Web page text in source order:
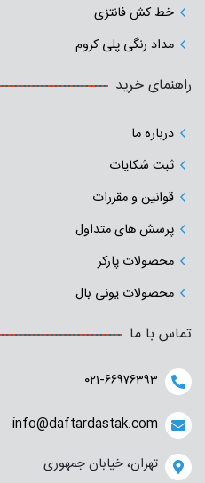
خط کش فانتزی
مداد رنگی پلی کروم
راهنمای خرید
درباره ما
ثبت شکایات
قوانین و مقررات
پرسش های متداول
محصولات پارکر
محصولات یونی بال
تماس با ما
۰۲۱-۶۶۹۷۶۳۹۳
info@daftardastak.com
تهران، خیابان جمهوری